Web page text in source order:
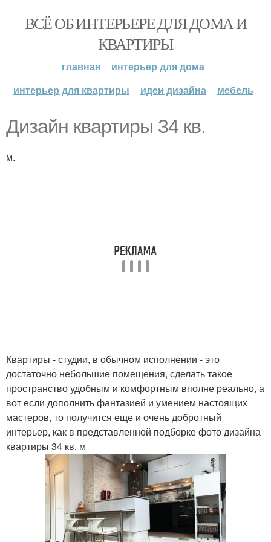
ВСЁ ОБ ИНТЕРЬЕРЕ ДЛЯ ДОМА И
КВАРТИРЫ
главная
интерьер для дома
интерьер для квартиры
идеи дизайна мебель
Дизайн квартиры 34 кв.
м.
Квартиры - студии, в обычном исполнении - это
достаточно небольшие помещения, сделать такое
пространство удобным и комфортным вполне реально, а
вот если дополнить фантазией и умением настоящих
мастеров, то получится еще и очень добротный
интерьер, как в представленной подборке фото дизайна
квартиры 34 кв. м